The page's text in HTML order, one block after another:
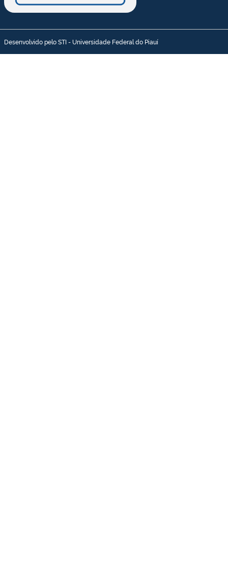
Desenvolvido pelo STI - Universidade Federal do Piauí